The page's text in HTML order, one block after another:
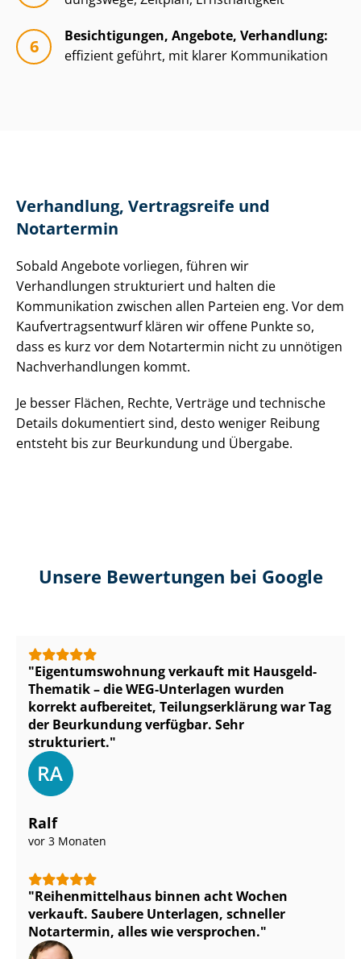
Besichtigungen, Angebote, Verhandlung:
effizient geführt, mit klarer Kommunikation
Verhandlung, Vertragsreife und
Notartermin
Sobald Angebote vorliegen, führen wir
Verhandlungen strukturiert und halten die
Kommunikation zwischen allen Parteien eng. Vor dem
Kauf­ver­trags­ent­wurf klären wir offene Punkte so,
dass es kurz vor dem Notartermin nicht zu unnötigen
Nach­ver­hand­lun­gen kommt.
Je besser Flächen, Rechte, Verträge und technische
Details dokumentiert sind, desto weniger Reibung
entsteht bis zur Beurkundung und Übergabe.
Unsere Bewertungen bei Google
Ei­gen­tums­woh­nung verkauft mit Hausgeld-
Thematik – die WEG-Unterlagen wurden
korrekt aufbereitet, Tei­lungs­er­klä­rung war Tag
der Beurkundung verfügbar. Sehr
strukturiert.
Ralf
vor 3 Monaten
Rei­hen­mit­tel­haus binnen acht Wochen
verkauft. Saubere Unterlagen, schneller
Notartermin, alles wie versprochen.